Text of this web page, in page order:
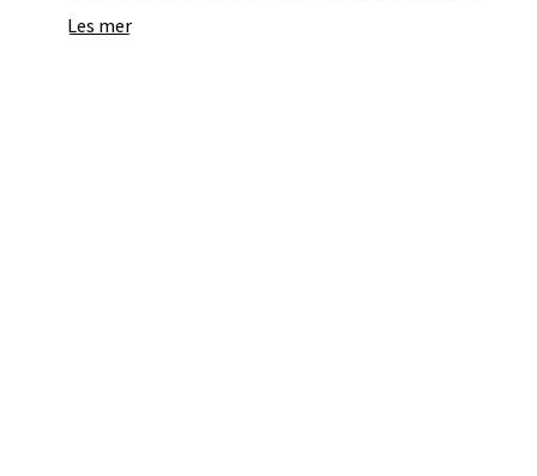
Perfekt som gave, på hytta eller som fast del av
Les mer